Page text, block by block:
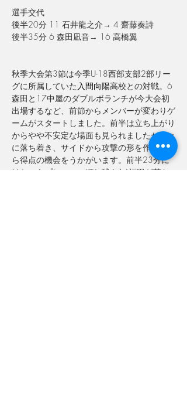
選手交代
後半20分 11 石井龍之介→ 4 齋藤奏詩
後半35分 6 森田凪音→ 16 高橋翼
秋季大会第3節は今季U-18西部支部2部リー
グに所属していた 入間向陽高校との対戦。 6
森田と17中屋のダブルボランチが今大会初
出場するなど、前節からメンバーが変わりゲ
ームがスタートしました。 前半は立ち上がり
からやや不安定な場面も見られましたが徐々
に落ち着き、サイドから攻撃の形を作りなが
ら得点の機会をうかがいます。前半23分に
はセットプレーのこぼれ球を 14福田が落ち